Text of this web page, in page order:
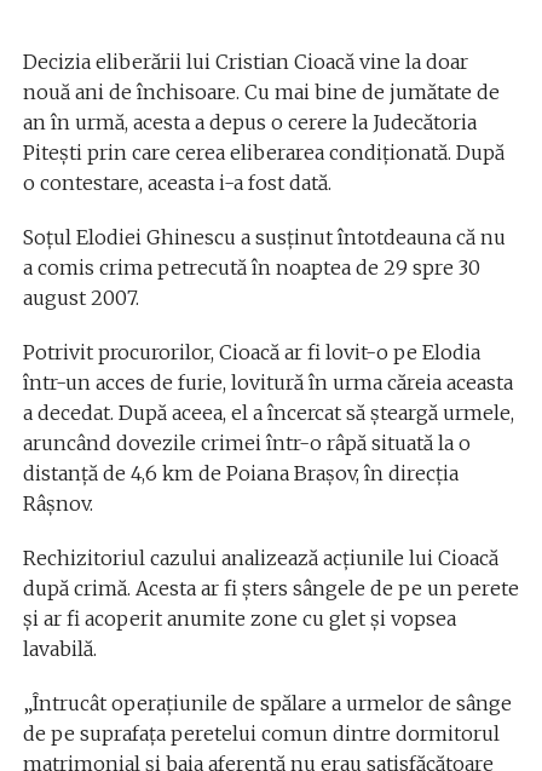
Decizia eliberării lui Cristian Cioacă vine la doar
nouă ani de închisoare. Cu mai bine de jumătate de
an în urmă, acesta a depus o cerere la Judecătoria
Pitești prin care cerea eliberarea condiționată. După
o contestare, aceasta i-a fost dată.
Soțul Elodiei Ghinescu a susținut întotdeauna că nu
a comis crima petrecută în noaptea de 29 spre 30
august 2007.
Potrivit procurorilor, Cioacă ar fi lovit-o pe Elodia
într-un acces de furie, lovitură în urma căreia aceasta
a decedat. După aceea, el a încercat să șteargă urmele,
aruncând dovezile crimei într-o râpă situată la o
distanță de 4,6 km de Poiana Brașov, în direcția
Râșnov.
Rechizitoriul cazului analizează acțiunile lui Cioacă
după crimă. Acesta ar fi șters sângele de pe un perete
și ar fi acoperit anumite zone cu glet și vopsea
lavabilă.
„Întrucât operaţiunile de spălare a urmelor de sânge
de pe suprafaţa peretelui comun dintre dormitorul
matrimonial şi baia aferentă nu erau satisfăcătoare